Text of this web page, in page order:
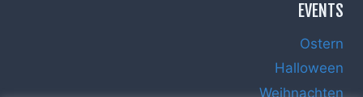
EVENTS
Ostern
Halloween
Weihnachten